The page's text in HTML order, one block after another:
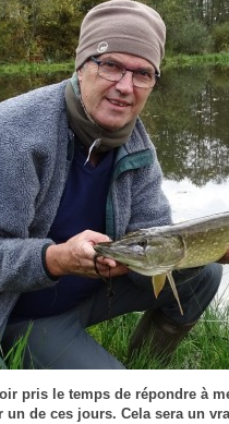
pris le temps de répondre à
un de ces jours. Cela sera un